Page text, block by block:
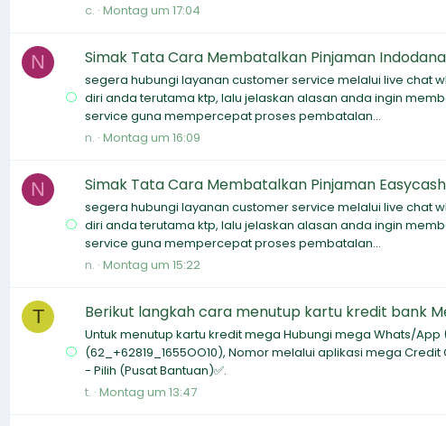
c. Montag um 17:04
N Simak Tata Cara Membatalkan Pinjaman Indodana
segera hubungi layanan customer service melalui live chat
diri anda terutama ktp, lalu jelaskan alasan anda ingin
service guna mempercepat proses pembatalan...
n. Montag um 16:09
N Simak Tata Cara Membatalkan Pinjaman Easycash
segera hubungi layanan customer service melalui live chat
diri anda terutama ktp, lalu jelaskan alasan anda ingin
service guna mempercepat proses pembatalan...
n. Montag um 15:22
T Berikut langkah cara menutup kartu kredit bank
Untuk menutup kartu kredit mega Hubungi mega Whats/App
(62_+62819_1655OO10), Nomor melalui aplikasi mega
- Pilih (Pusat Bantuan)✅️.
t. Montag um 13:47